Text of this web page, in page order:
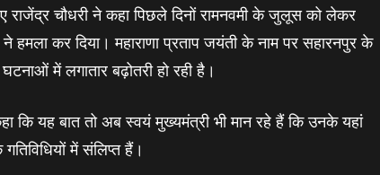
चौधरी ने कहा पिछले दिनों रामनवमी के जुलूस को लेकर
हमला कर दिया। महाराणा प्रताप जयंती के नाम पर सहारनपुर के
में लगातार बढ़ोतरी हो रही है।
कि यह बात तो अब स्वयं मुख्यमंत्री भी मान रहे हैं कि उनके यहां
में संलिप्त हैं।